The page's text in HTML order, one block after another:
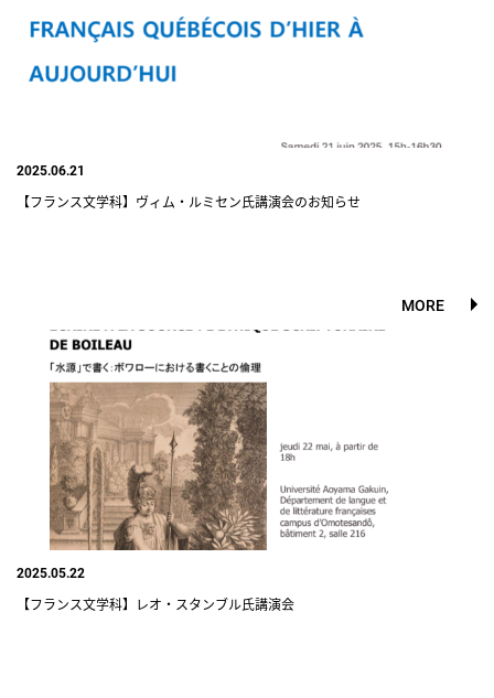
2025.06.21
【フランス文学科】ヴィム・ルミセン氏講演会のお知らせ
MORE
2025.05.22
【フランス文学科】レオ・スタンブル氏講演会